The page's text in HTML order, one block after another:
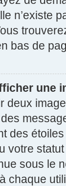
n’existe
bas de
une
deux
des
votre
sous le
chaque